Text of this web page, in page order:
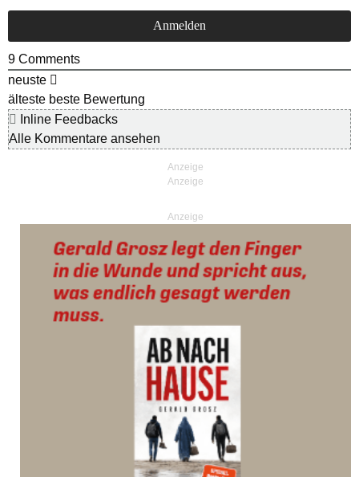
9 Comments
neuste
älteste beste Bewertung
Inline Feedbacks
Alle Kommentare ansehen
Anzeige